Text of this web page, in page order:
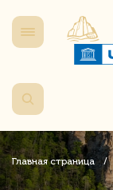
Главная страница